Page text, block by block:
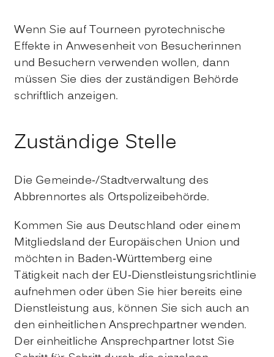
Wenn Sie auf Tourneen pyrotechnische
Effekte in Anwesenheit von Besucherinnen
und Besuchern verwenden wollen, dann
müssen Sie dies der zuständigen Behörde
schriftlich anzeigen.
Zuständige Stelle
Die Gemeinde-/Stadtverwaltung des
Abbrennortes als Ortspolizeibehörde.
Kommen Sie aus Deutschland oder einem
Mitgliedsland der Europäischen Union und
möchten in Baden-Württemberg eine
Tätigkeit nach der EU-Dienstleistungsrichtlinie
aufnehmen oder üben Sie hier bereits eine
Dienstleistung aus, können Sie sich auch an
den einheitlichen Ansprechpartner wenden.
Der einheitliche Ansprechpartner lotst Sie